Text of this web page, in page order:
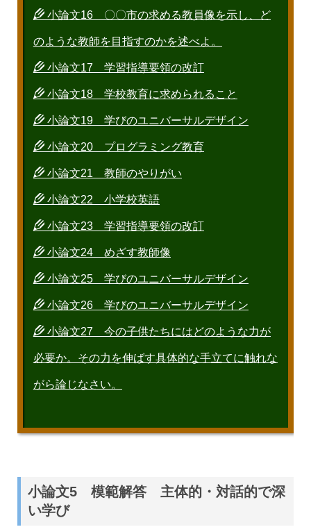
小論文16 〇〇市の求める教員像を示し、ど
のような教師を目指すのかを述べよ。
小論文17 学習指導要領の改訂
小論文18 学校教育に求められること
小論文19 学びのユニバーサルデザイン
小論文20 プログラミング教育
小論文21 教師のやりがい
小論文22 小学校英語
小論文23 学習指導要領の改訂
小論文24 めざす教師像
小論文25 学びのユニバーサルデザイン
小論文26 学びのユニバーサルデザイン
小論文27 今の子供たちにはどのような力が
必要か。その力を伸ばす具体的な手立てに触れな
がら論じなさい。
小論文5 模範解答 主体的・対話的で深
い学び